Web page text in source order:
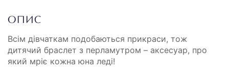
ОПИС
Всім дівчаткам подобаються прикраси, тож
дитячий браслет з перламутром – аксесуар, про
який мріє кожна юна леді!